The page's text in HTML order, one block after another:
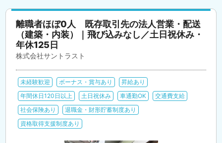
離職者ほぼ0人 既存取引先の法人営業・配送
（建築・内装）｜飛び込みなし／土日祝休み・
年休125日
株式会社サントラスト
未経験歓迎 ボーナス・賞与あり
昇給あり
年間休日120日以上
土日祝休み 車通勤OK
交通費支給
社会保険あり
退職金・財形貯蓄制度あり
資格取得支援制度あり